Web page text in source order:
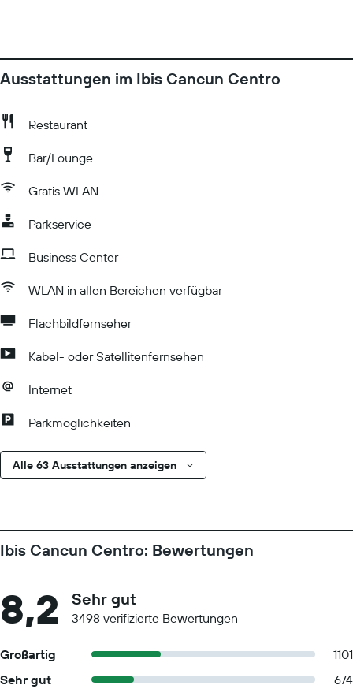
Ausstattungen im Ibis Cancun Centro
Restaurant
Bar/Lounge
Gratis WLAN
Parkservice
Business Center
WLAN in allen Bereichen verfügbar
Flachbildfernseher
Kabel- oder Satellitenfernsehen
Internet
Parkmöglichkeiten
Alle 63 Ausstattungen anzeigen
Ibis Cancun Centro: Bewertungen
8,2 Sehr gut
3498 verifizierte Bewertungen
Großartig
1101
Sehr gut
674